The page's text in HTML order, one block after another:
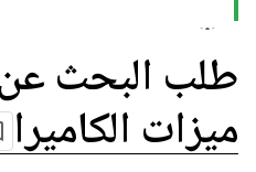
طلب البحث
ميزات الكاميرا